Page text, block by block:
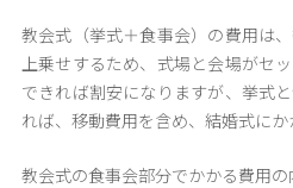
教会式（挙式＋食事会）の費用は
上乗せするため、式場と会場がセ
できれば割安になりますが、挙式
れば、移動費用を含め、結婚式にか
教会式の食事会部分でかかる費用の